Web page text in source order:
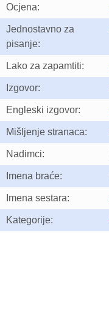
Ocjena:
Jednostavno za
pisanje:
Lako za zapamtiti:
Izgovor:
Engleski izgovor:
Mišljenje stranaca:
Nadimci:
Imena braće:
Imena sestara:
Kategorije: